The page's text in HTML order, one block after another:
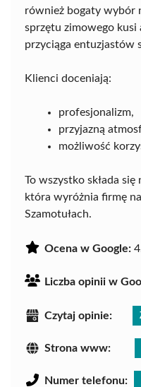
również bogaty wybór
sprzętu zimowego
przyciąga entuzjastów
Klienci doceniają:
profesjonalizm,
przyjazną
możliwość
To wszystko składa się
która wyróżnia firmę
Szamotułach.
Ocena w Google:
Liczba opinii w
Czytaj opinie:
Strona www:
Numer telefonu: